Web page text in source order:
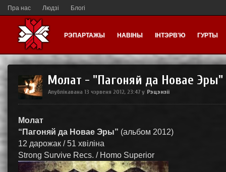
Пра нас Людзі Блогі
РЭПАРТАЖЫ НАВІНЫ ІНТЭРВ'Ю ГУРТЫ
Молат - "Пагоняй да Новае Эры"
Апублікавана 13 чэрвеня 2012, 23:47 у Рэцэнзіі
Молат
“Пагоняй да Новае Эры” (альбом 2012)
12 дарожак / 51 хвіліна
Strong Survive Recs. / Homo Superior